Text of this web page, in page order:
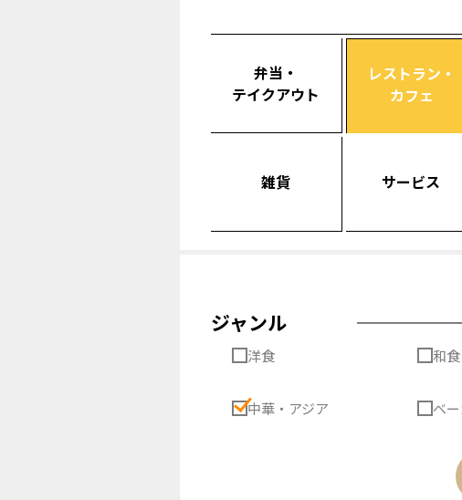
弁当・
テイクアウト
レストラン・
カフェ
雑貨 サービス
ジャンル
洋食 和食
中華・アジア ベ